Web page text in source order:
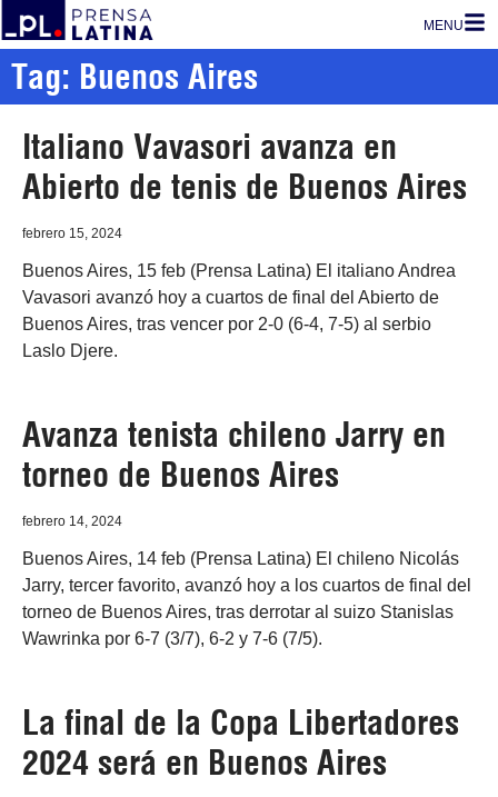
MENU
Tag: Buenos Aires
Italiano Vavasori avanza en
Abierto de tenis de Buenos Aires
febrero 15, 2024
Buenos Aires, 15 feb (Prensa Latina) El italiano Andrea
Vavasori avanzó hoy a cuartos de final del Abierto de
Buenos Aires, tras vencer por 2-0 (6-4, 7-5) al serbio
Laslo Djere.
Avanza tenista chileno Jarry en
torneo de Buenos Aires
febrero 14, 2024
Buenos Aires, 14 feb (Prensa Latina) El chileno Nicolás
Jarry, tercer favorito, avanzó hoy a los cuartos de final del
torneo de Buenos Aires, tras derrotar al suizo Stanislas
Wawrinka por 6-7 (3/7), 6-2 y 7-6 (7/5).
La final de la Copa Libertadores
2024 será en Buenos Aires